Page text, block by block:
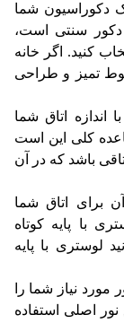
دکوراسیون شما
دکور سنتی است،
کنید. اگر خانه
تمیز و طراحی
اندازه اتاق شما
کلی این است
نباید بیش از 1/3 عرض اتاقی باشد که در آن
برای اتاق شما
با پایه کوتاه
لوستری با پایه
مورد نیاز شما را
نور اصلی استفاده